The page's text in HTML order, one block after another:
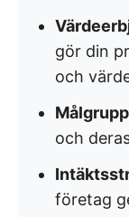
gör din
och
Målgrupp
och
företag